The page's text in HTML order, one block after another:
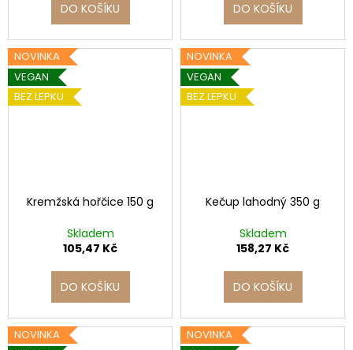
DO KOŠÍKU DO KOŠÍKU
NOVINKA
VEGAN
BEZ LEPKU
Kremžská hořčice 150 g
Skladem
105,47 Kč
DO KOŠÍKU
NOVINKA
VEGAN
BEZ LEPKU
Kečup lahodný 350 g
Skladem
158,27 Kč
DO KOŠÍKU
NOVINKA
NOVINKA